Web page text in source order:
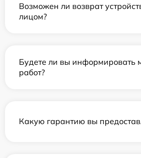
Возможен ли возврат
лицом?
Будете ли вы информировать
работ?
Какую гарантию вы